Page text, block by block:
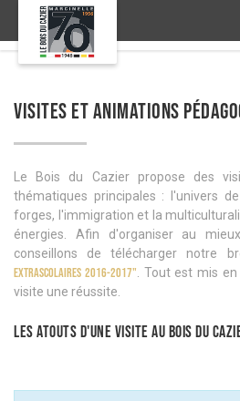
VISITES ET ANIMATIONS
Le Bois du Cazier propose des
thématiques principales : l'univers
forges, l'immigration et la
énergies. Afin d'organiser au
conseillons de télécharger notre
extrascolaires 2016-2017" . Tout est mis
visite une réussite.
Les atouts d'une visite au Bois du